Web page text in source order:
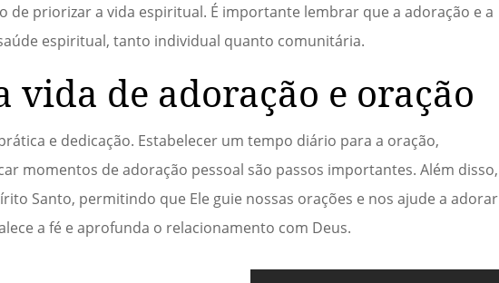
priorizar a vida espiritual. É importante lembrar que a adoração e a
espiritual, tanto individual quanto comunitária.
de adoração e oração
e dedicação. Estabelecer um tempo diário para a oração,
momentos de adoração pessoal são passos importantes. Além disso,
Santo, permitindo que Ele guie nossas orações e nos ajude a adorar
a fé e aprofunda o relacionamento com Deus.